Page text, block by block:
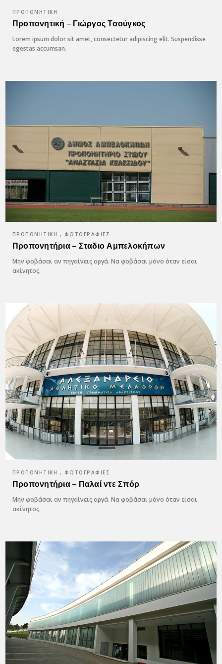
ΠΡΟΠΟΝΗΤΙΚΉ
Προπονητική – Γιώργος Τσούγκος
Lorem ipsum dolor sit amet, consectetur adipiscing elit. Suspendisse
egestas accumsan.
ΠΡΟΠΟΝΗΤΙΚΉ , ΦΩΤΟΓΡΑΦΊΕΣ
Προπονητήρια – Σταδιο Αμπελοκήπων
Μην φοβάσαι αν πηγαίνεις αργά. Να φοβάσαι μόνο όταν είσαι
ακίνητος.
ΠΡΟΠΟΝΗΤΙΚΉ , ΦΩΤΟΓΡΑΦΊΕΣ
Προπονητήρια – Παλαί ντε Σπόρ
Μην φοβάσαι αν πηγαίνεις αργά. Να φοβάσαι μόνο όταν είσαι
ακίνητος.